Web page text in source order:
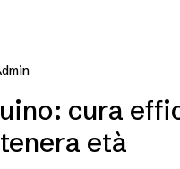
cura
età